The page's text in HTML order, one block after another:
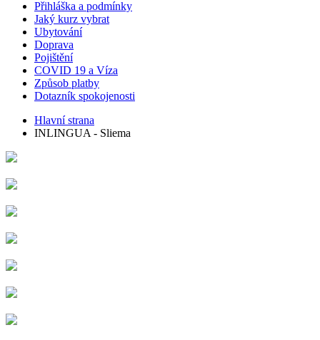
Přihláška a podmínky
Jaký kurz vybrat
Ubytování
Doprava
Pojištění
COVID 19 a Víza
Způsob platby
Dotazník spokojenosti
Hlavní strana
INLINGUA - Sliema